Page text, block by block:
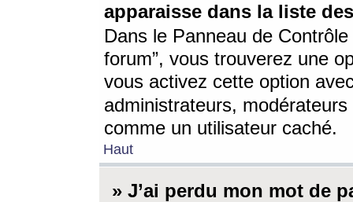
apparaisse dans la liste
Dans le Panneau de
forum”, vous trouverez une
vous activez cette option
administrateurs,
comme un utilisateur caché.
Haut
» J’ai perdu mon mot de